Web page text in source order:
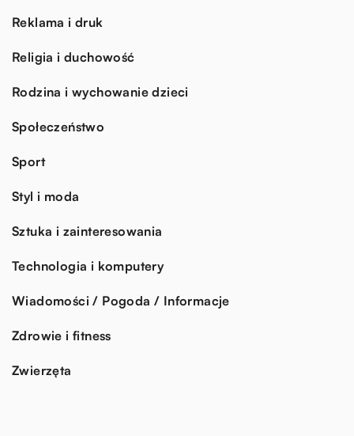
Reklama i druk
Religia i duchowość
Rodzina i wychowanie dzieci
Społeczeństwo
Sport
Styl i moda
Sztuka i zainteresowania
Technologia i komputery
Wiadomości / Pogoda / Informacje
Zdrowie i fitness
Zwierzęta